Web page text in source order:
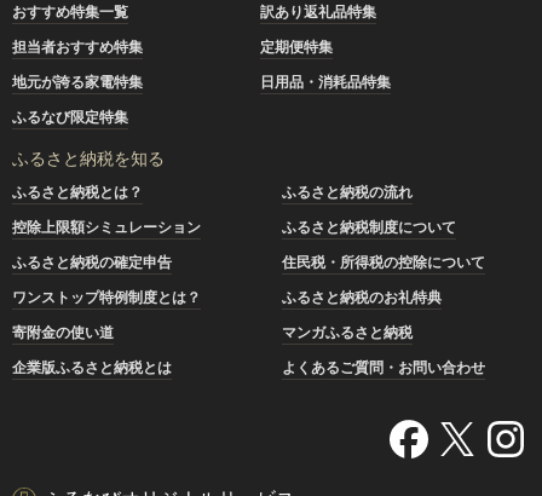
おすすめ特集一覧
訳あり返礼品特集
担当者おすすめ特集
定期便特集
地元が誇る家電特集
日用品・消耗品特集
ふるなび限定特集
ふるさと納税を知る
ふるさと納税とは？
ふるさと納税の流れ
控除上限額シミュレーション
ふるさと納税制度について
ふるさと納税の確定申告
住民税・所得税の控除について
ワンストップ特例制度とは？
ふるさと納税のお礼特典
寄附金の使い道
マンガふるさと納税
企業版ふるさと納税とは
よくあるご質問・お問い合わせ